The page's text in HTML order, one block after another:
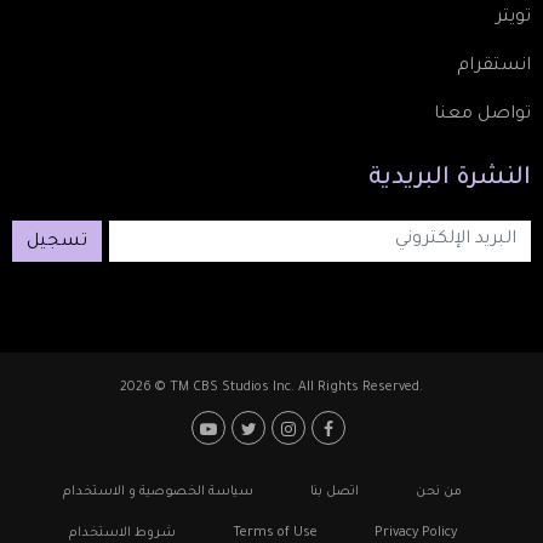
تويتر
انستقرام
تواصل معنا
النشرة البريدية
تسجيل
2026 © TM CBS Studios Inc. All Rights Reserved.
Footer: Social Media
Footerمن نحن اتصل بنا سياسة الخصوصية و الاستخدام
Privacy Policy
Terms of Use شروط الاستخدام